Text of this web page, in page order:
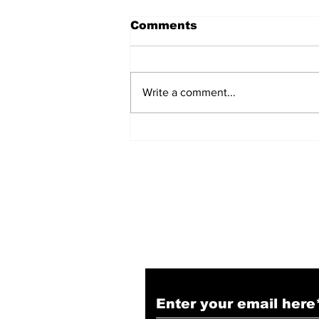
Comments
Write a comment...